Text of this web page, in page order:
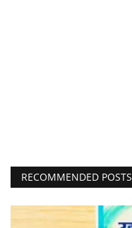
RECOMMENDED POSTS